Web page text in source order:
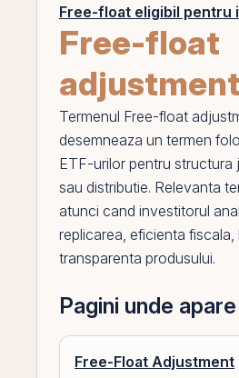
Free-float eligibil pentru
Free-float
adjustment
Termenul Free-float
desemneaza un termen
ETF-urilor pentru structura
sau distributie. Relevanta
atunci cand investitorul
replicarea, eficienta fiscala,
transparenta produsului.
Pagini unde
Free-Float Adjustment